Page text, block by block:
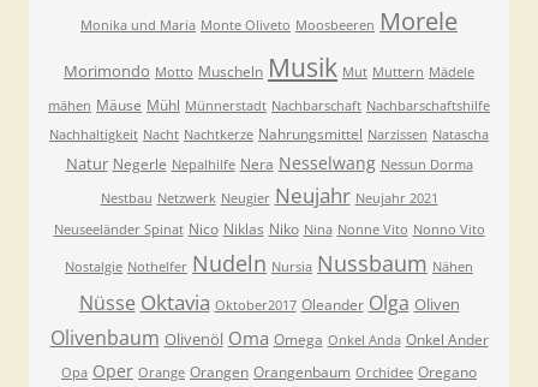
Monika und Maria Monte Oliveto Moosbeeren Morele
Morimondo Motto Muscheln Musik Mut Muttern Mädele
mähen Mäuse Mühl Münnerstadt Nachbarschaft Nachbarschaftshilfe
Nachhaltigkeit Nacht Nachtkerze Nahrungsmittel Narzissen Natascha
Natur Negerle Nepalhilfe Nera Nesselwang Nessun Dorma
Nestbau Netzwerk Neugier Neujahr Neujahr 2021
Neuseeländer Spinat Nico Niklas Niko Nina Nonne Vito Nonno Vito
Nostalgie Nothelfer Nudeln Nursia Nussbaum Nähen
Nüsse Oktavia Oktober2017 Oleander Olga Oliven
Olivenbaum Olivenöl Oma Omega Onkel Anda Onkel Ander
Opa Oper Orange Orangen Orangenbaum Orchidee Oregano